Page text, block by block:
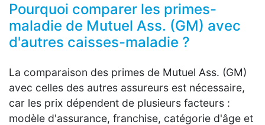
Pourquoi comparer les primes-
maladie de Mutuel Ass. (GM) avec
d'autres caisses-maladie ?
La comparaison des primes de Mutuel Ass. (GM)
avec celles des autres assureurs est nécessaire,
car les prix dépendent de plusieurs facteurs :
modèle d'assurance, franchise, catégorie d'âge et